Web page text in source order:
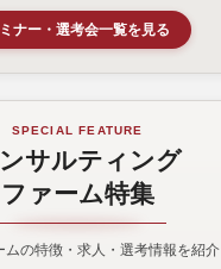
ナー・選考会一覧を見る
SPECIAL FEATURE
サルティング
ファーム特集
ムの特徴・求人・選考情報を紹介